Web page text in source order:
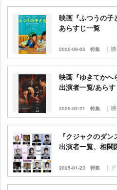
映画『ふつうの子
あらすじ一覧
2025-09-05 特集 ｜
映画『ゆきてかへ
出演者一覧/あらす
2025-02-21 特集 ｜
『クジャクのダ
出演者一覧、相関
2025-01-23 特集 ｜